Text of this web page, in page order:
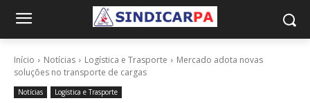
Início Notícias Logística e Trasporte
Mercado adota novas
soluções no transporte de cargas
Notícias Logística e Trasporte